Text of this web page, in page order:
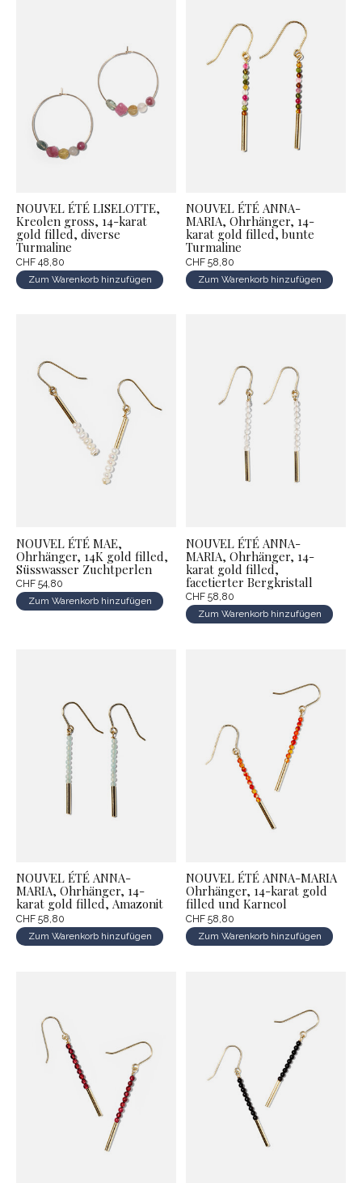
NOUVEL ÉTÉ LISELOTTE,
Kreolen gross, 14-karat
gold filled, diverse
Turmaline
CHF 48,80
Zum Warenkorb hinzufügen
NOUVEL ÉTÉ ANNA-
MARIA, Ohrhänger, 14-
karat gold filled, bunte
Turmaline
CHF 58,80
Zum Warenkorb hinzufügen
NOUVEL ÉTÉ MAE,
Ohrhänger, 14K gold filled,
Süsswasser Zuchtperlen
CHF 54,80
Zum Warenkorb hinzufügen
NOUVEL ÉTÉ ANNA-
MARIA, Ohrhänger, 14-
karat gold filled,
facetierter Bergkristall
CHF 58,80
Zum Warenkorb hinzufügen
NOUVEL ÉTÉ ANNA-
MARIA, Ohrhänger, 14-
karat gold filled, Amazonit
CHF 58,80
Zum Warenkorb hinzufügen
NOUVEL ÉTÉ ANNA-MARIA
Ohrhänger, 14-karat gold
filled und Karneol
CHF 58,80
Zum Warenkorb hinzufügen